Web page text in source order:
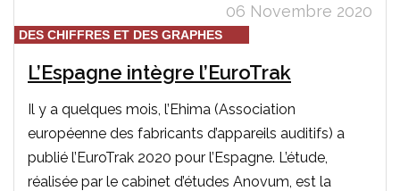
06 Novembre 2020
DES CHIFFRES ET DES GRAPHES
L’Espagne intègre l’EuroTrak
Il y a quelques mois, l’Ehima (Association
européenne des fabricants d’appareils auditifs) a
publié l’EuroTrak 2020 pour l’Espagne. L’étude,
réalisée par le cabinet d’études Anovum, est la